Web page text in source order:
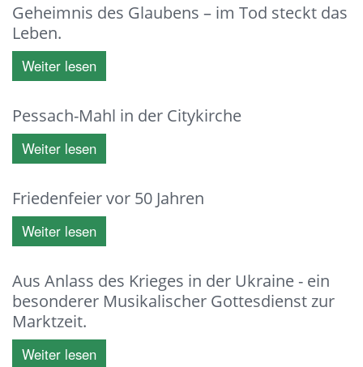
Geheimnis des Glaubens – im Tod steckt das
Leben.
Weiter lesen
Pessach-Mahl in der Citykirche
Weiter lesen
Friedenfeier vor 50 Jahren
Weiter lesen
Aus Anlass des Krieges in der Ukraine - ein
besonderer Musikalischer Gottesdienst zur
Marktzeit.
Weiter lesen